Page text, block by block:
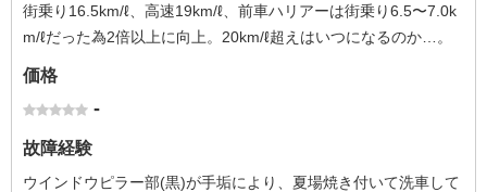
街乗り16.5km/ℓ、高速19km/ℓ、前車ハリアーは街乗り6.5〜7.0k
m/ℓだった為2倍以上に向上。20km/ℓ超えはいつになるのか…。
価格
-
故障経験
ウインドウピラー部(黒)が手垢により、夏場焼き付いて洗車して